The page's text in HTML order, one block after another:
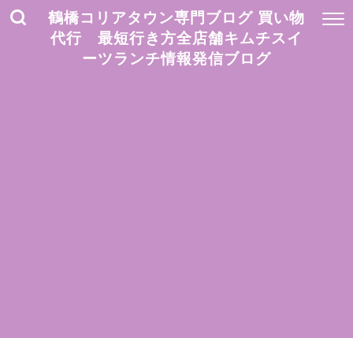
鶴橋コリアタウン専門ブログ 買い物
代行 最短行き方全店舗キムチスイ
ーツランチ情報発信ブログ